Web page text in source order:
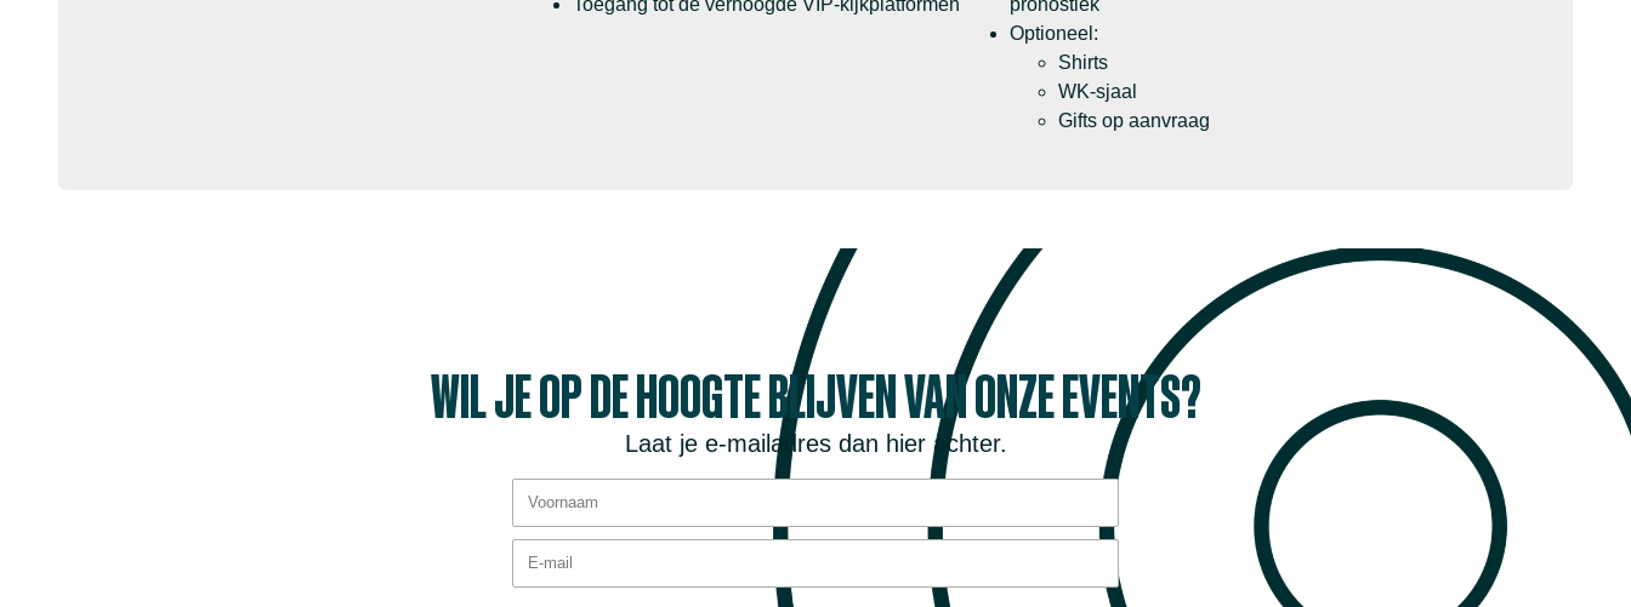
Toegang tot de verhoogde VIP-kijkplatformen
pronostiek
Optioneel:
Shirts
WK-sjaal
Gifts op aanvraag
WIL JE OP DE HOOGTE BLIJVEN VAN ONZE EVENTS?
Laat je e-mailadres dan hier achter.